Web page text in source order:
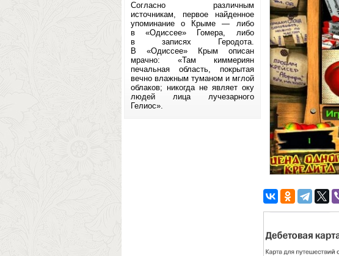
Согласно различным
источникам, первое найденное
упоминание о Крыме — либо
в «Одиссее» Гомера, либо
в записях Геродота.
В «Одиссее» Крым описан
мрачно: «Там киммериян
печальная область, покрытая
вечно влажным туманом и мглой
облаков; никогда не являет оку
людей лица лучезарного
Гелиос».